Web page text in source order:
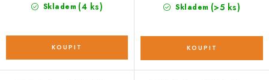
Skladem (4 ks) Skladem (>5 ks)